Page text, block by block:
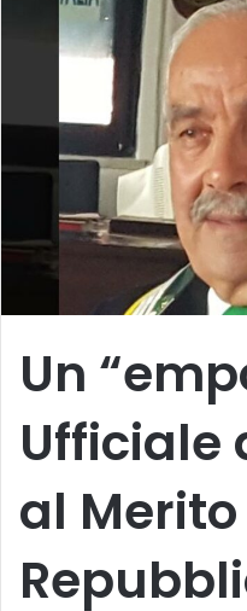
Un
Ufficiale
al